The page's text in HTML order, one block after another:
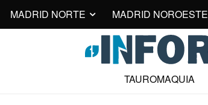
MADRID NORTE MADRID NOROESTE
TAUROMAQUIA